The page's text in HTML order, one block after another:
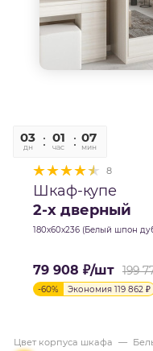
03
дн
01
час
07
мин
8
Шкаф-купе
2-х дверный
180х60х236 (Белый шпон
79 908 ₽/шт 199
-60% Экономия 119 862 ₽
Цвет корпуса шкафа —